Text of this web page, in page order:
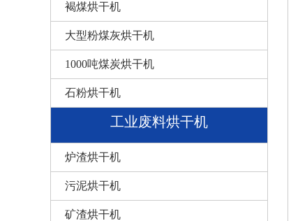
褐煤烘干机
大型粉煤灰烘干机
1000吨煤炭烘干机
石粉烘干机
工业废料烘干机
炉渣烘干机
污泥烘干机
矿渣烘干机